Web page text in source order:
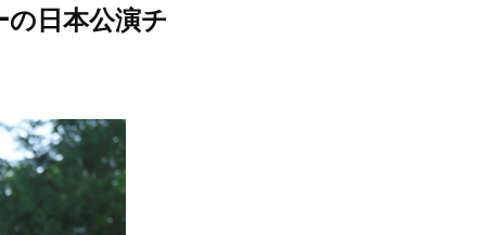
日本公演チ